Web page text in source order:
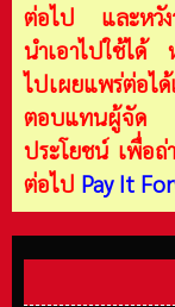
ต่อไป และหวัง
นำเอาไปใช้ได้
ไปเผยแพร่ต่อไ
ตอบแทนผู้จัด
ประโยชน์ เพื่อถ่
ต่อไป Pay It